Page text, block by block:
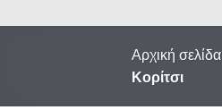
Αρχική σελίδα
Κορίτσι